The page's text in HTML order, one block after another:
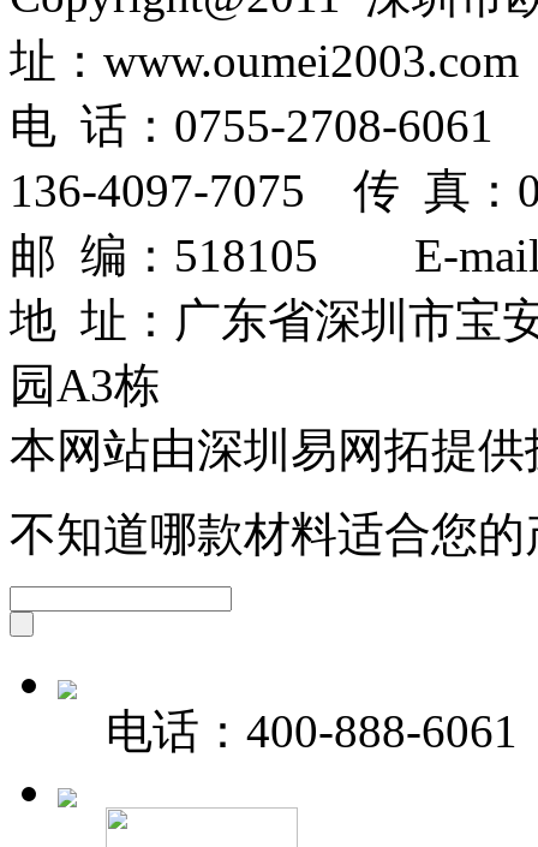
址：www.oumei2003.com
电 话：0755-2708-
136-4097-7075 传 真：
邮 编：518105 E-mail
地 址：广东省深圳市宝
园A3栋
本网站由深圳易网拓提
不知道哪款材料适合您
电话： 400-888-6061